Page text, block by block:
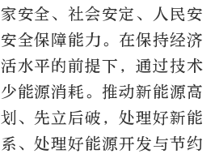
安全、社会安定、人民安
全保障能力。在保持经济
水平的前提下，通过技术
能源消耗。推动新能源高
、先立后破，处理好新能
、处理好能源开发与节约